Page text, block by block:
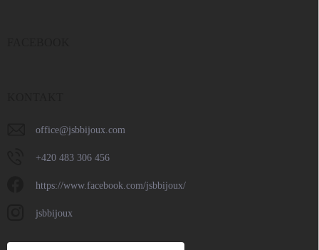
office@jsbbijoux.com
+420 483 306 456
https://www.facebook.com/jsbbijoux/
jsbbijoux